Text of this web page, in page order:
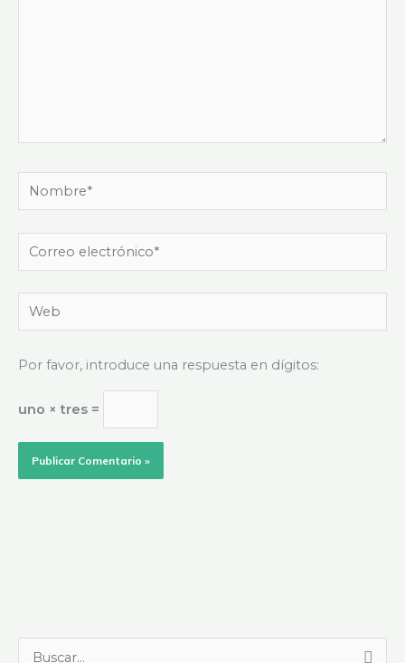
Nombre*
Correo
electrónico*
Web
Por favor, introduce una respuesta en dígitos:
uno × tres =